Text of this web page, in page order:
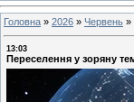
Головна » 2026 » Червень »
13:03
Переселення у зоряну